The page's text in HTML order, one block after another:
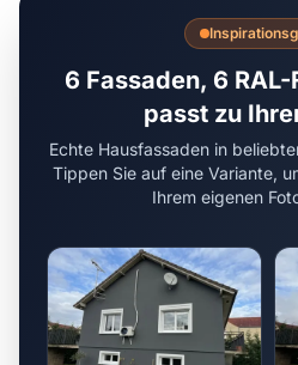
6 Fassaden, 6
passt zu
Echte Hausfassaden in
Tippen Sie auf eine Variante,
Ihrem eigenen